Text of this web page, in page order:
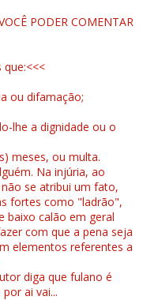
PODER COMENTAR
ou difamação;
lhe a dignidade ou o
meses, ou multa.
Na injúria, ao
se atribui um fato,
fortes como "ladrão",
baixo calão em geral
com que a pena seja
elementos referentes a
diga que fulano é
ai vai...